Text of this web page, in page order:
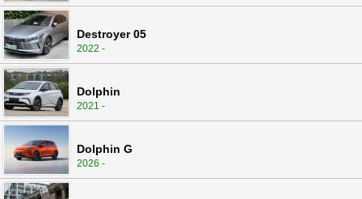
Destroyer 05
2022 -
Dolphin
2021 -
Dolphin G
2026 -